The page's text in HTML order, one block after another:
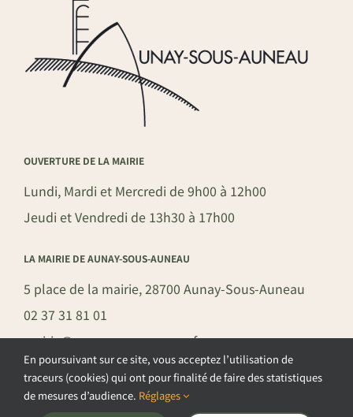
OUVERTURE DE LA MAIRIE
Lundi, Mardi et Mercredi de 9h00 à 12h00
Jeudi et Vendredi de 13h30 à 17h00
LA MAIRIE DE AUNAY-SOUS-AUNEAU
5 place de la mairie, 28700 Aunay-Sous-Auneau
02 37 31 81 01
mairie@aunay-sous-auneau.fr
En poursuivant sur ce site, vous acceptez l’utilisation de
traceurs (cookies) qui ont pour finalité de faire des statistiques
de mesures d’audience. Réglages